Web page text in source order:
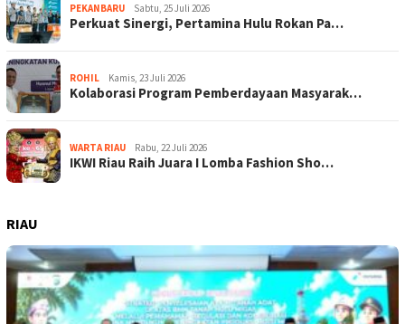
PEKANBARU Sabtu, 25 Juli 2026
Perkuat Sinergi, Pertamina Hulu Rokan Pa…
ROHIL Kamis, 23 Juli 2026
Kolaborasi Program Pemberdayaan Masyarak…
WARTA RIAU Rabu, 22 Juli 2026
IKWI Riau Raih Juara I Lomba Fashion Sho…
RIAU